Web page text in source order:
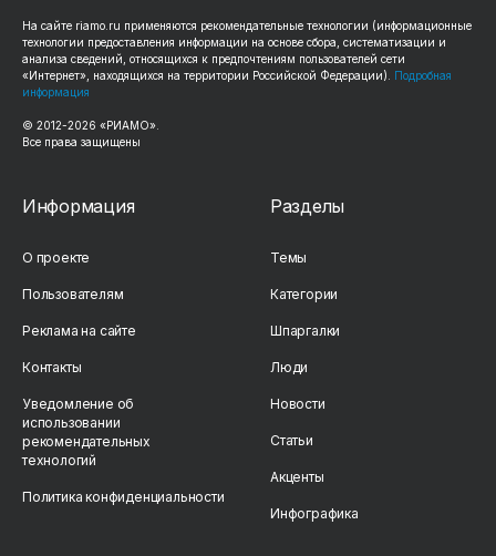
На сайте riamo.ru применяются рекомендательные технологии (информационные
технологии предоставления информации на основе сбора, систематизации и
анализа сведений, относящихся к предпочтениям пользователей сети
«Интернет», находящихся на территории Российской Федерации). Подробная
информация
© 2012-2026 «РИАМО».
Все права защищены
Информация
О проекте
Пользователям
Реклама на сайте
Контакты
Уведомление об
использовании
рекомендательных
технологий
Политика конфиденциальности
Разделы
Темы
Категории
Шпаргалки
Люди
Новости
Статьи
Акценты
Инфографика